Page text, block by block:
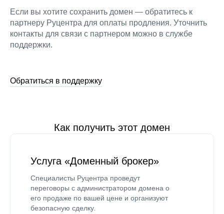
Если вы хотите сохранить домен — обратитесь к
партнеру Руцентра для оплаты продления. Уточнить
контакты для связи с партнером можно в службе
поддержки.
Обратиться в поддержку
Как получить этот домен
Услуга «Доменный брокер»
Специалисты Руцентра проведут
переговоры с администратором домена о
его продаже по вашей цене и организуют
безопасную сделку.